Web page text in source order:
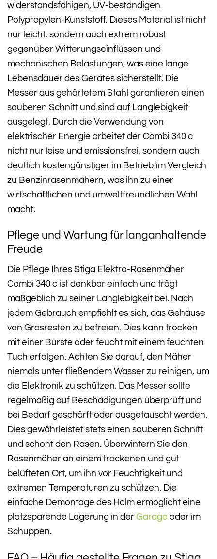
widerstandsfähigen, UV-beständigen
Polypropylen-Kunststoff. Dieses Material ist nicht
nur leicht, sondern auch extrem robust
gegenüber Witterungseinflüssen und
mechanischen Belastungen, was eine lange
Lebensdauer des Gerätes sicherstellt. Die
Messer aus gehärtetem Stahl garantieren einen
sauberen Schnitt und sind auf Langlebigkeit
ausgelegt. Durch die Verwendung von
elektrischer Energie arbeitet der Combi 340 c
nicht nur leise und emissionsfrei, sondern auch
deutlich kostengünstiger im Betrieb im Vergleich
zu Benzinrasenmähern, was ihn zu einer
wirtschaftlichen und umweltfreundlichen Wahl
macht.
Pflege und Wartung für langanhaltende
Freude
Die Pflege Ihres Stiga Elektro-Rasenmäher
Combi 340 c ist denkbar einfach und trägt
maßgeblich zu seiner Langlebigkeit bei. Nach
jedem Gebrauch empfiehlt es sich, das Gehäuse
von Grasresten zu befreien. Dies kann trocken
mit einer Bürste oder feucht mit einem feuchten
Tuch erfolgen. Achten Sie darauf, den Mäher
niemals unter fließendem Wasser zu reinigen, um
die Elektronik zu schützen. Das Messer sollte
regelmäßig auf Beschädigungen überprüft und
bei Bedarf geschärft oder ausgetauscht werden.
Dies gewährleistet stets einen sauberen Schnitt
und schont den Rasen. Überwintern Sie den
Rasenmäher an einem trockenen und gut
belüfteten Ort, um ihn vor Feuchtigkeit und
extremen Temperaturen zu schützen. Die
einfache Demontage des Holm ermöglicht eine
platzsparende Lagerung in der Garage oder im
Schuppen.